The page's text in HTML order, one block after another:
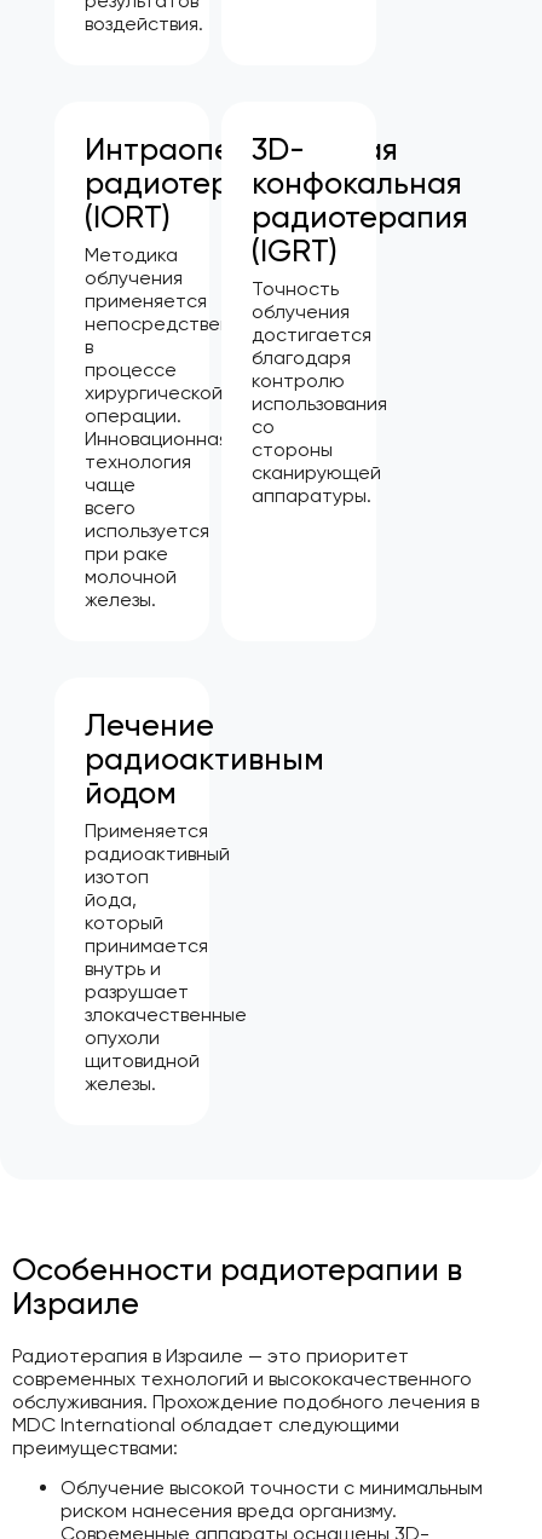
воздействия.
Интраоперационная
радиотерапия
(IORT)
Методика
облучения
применяется
непосредственно
в
процессе
хирургической
операции.
Инновационная
технология
чаще
всего
используется
при раке
молочной
железы.
3D-
конфокальная
радиотерапия
(IGRT)
Точность
облучения
достигается
благодаря
контролю
использования
со
стороны
сканирующей
аппаратуры.
Лечение
радиоактивным
йодом
Применяется
радиоактивный
изотоп
йода,
который
принимается
внутрь и
разрушает
злокачественные
опухоли
щитовидной
железы.
Особенности радиотерапии в
Израиле
Радиотерапия в Израиле — это приоритет
современных технологий и высококачественного
обслуживания. Прохождение подобного лечения в
MDC International обладает следующими
преимуществами:
Облучение высокой точности с минимальным
риском нанесения вреда организму.
Современные аппараты оснащены 3D-